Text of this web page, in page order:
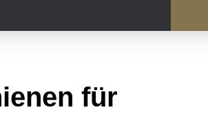
für